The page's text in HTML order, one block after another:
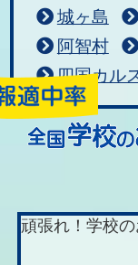
城ヶ島
阿智村
四国カル
頑張れ！学校